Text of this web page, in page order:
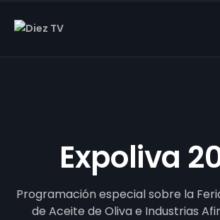
Expoliva
Programación especial sobre la
de Aceite de Oliva e Industrias